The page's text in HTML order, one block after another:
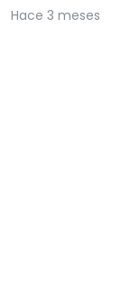
Hace 3 meses